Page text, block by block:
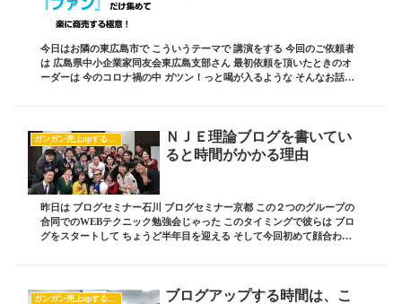
今日はお隣の東広島市で こういうテーマで 講演をする 今回のご依頼者
は 広島県中小企業家同友会東広島支部さん 最初依頼を頂いたときのオ
ーダーは 今のコロナ禍の中 ガツン！っと喝が入るような そんなお話を
ガンガン売上upするブログの書き方
ＮＪＥ理論ブログを書いてい
ると時間がかかる理由
昨日は ブログセミナー石川 ブログセミナー京都 この２つのグループの
合同でのWEBテクニック勉強会じゃった このタイミングで彼らは ブロ
グをスタートして ちょうど半年目を迎える そして今回初めて顔合わせ
ガンガン売上upするブログの書き方
ブログアップする時間は、こ